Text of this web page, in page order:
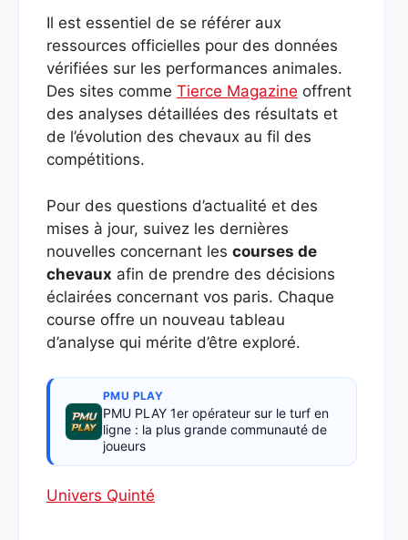
Il est essentiel de se référer aux
ressources officielles pour des données
vérifiées sur les performances animales.
Des sites comme Tierce Magazine offrent
des analyses détaillées des résultats et
de l’évolution des chevaux au fil des
compétitions.
Pour des questions d’actualité et des
mises à jour, suivez les dernières
nouvelles concernant les courses de
chevaux afin de prendre des décisions
éclairées concernant vos paris. Chaque
course offre un nouveau tableau
d’analyse qui mérite d’être exploré.
PMU PLAY
PMU PLAY 1er opérateur sur le turf en
ligne : la plus grande communauté de
joueurs
Univers Quinté